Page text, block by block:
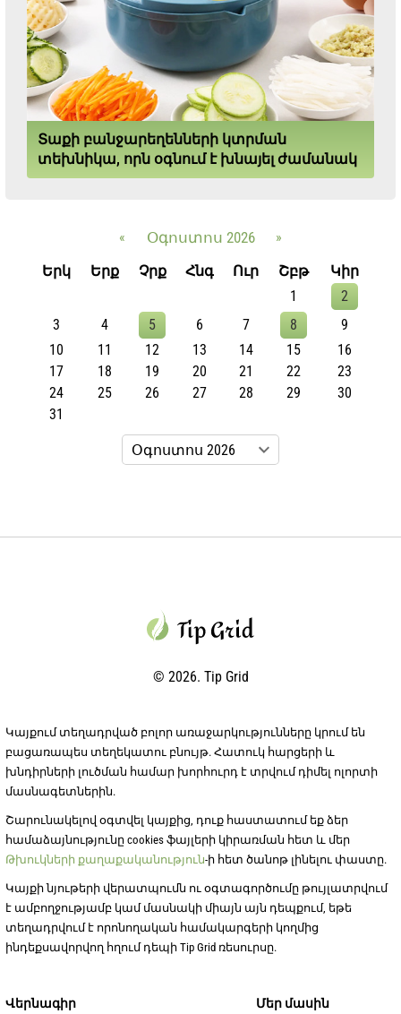
Տաքի բանջարեղենների կտրման
տեխնիկա, որն օգնում է խնայել ժամանակ
« Օգոստոս 2026
»
Երկ
Երք Չրք Հնգ Ուր Շբթ
Կիր
1
2
3
4 5 6 7 8
9
10
11 12 13 14 15
16
17
18 19 20 21 22
23
24
25 26 27 28 29
30
31
© 2026. Tip Grid
Վերնագիր Մեր մասին
Կայքում տեղադրված բոլոր առաջարկությունները կրում են
բացառապես տեղեկատու բնույթ. Հատուկ հարցերի և
խնդիրների լուծման համար խորհուրդ է տրվում դիմել ոլորտի
մասնագետներին.
Շարունակելով օգտվել կայքից, դուք հաստատում եք ձեր
համաձայնությունը cookies ֆայլերի կիրառման հետ և մեր
Թխուկների քաղաքականություն-ի հետ ծանոթ լինելու փաստը.
Կայքի նյութերի վերատպումն ու օգտագործումը թույլատրվում
է ամբողջությամբ կամ մասնակի միայն այն դեպքում, եթե
տեղադրվում է որոնողական համակարգերի կողմից
ինդեքսավորվող հղում դեպի Tip Grid ռեսուրսը.